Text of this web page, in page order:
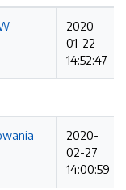
2020-
01-22
14:52:47
2020-
02-27
14:00:59